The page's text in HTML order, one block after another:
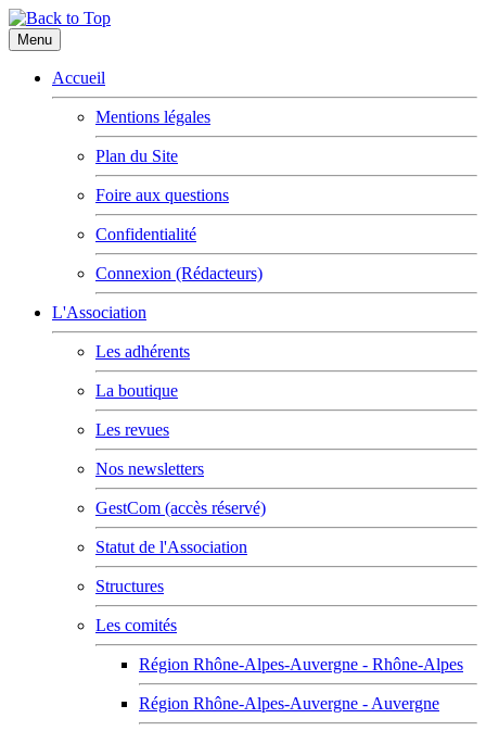
Menu
Accueil
Mentions légales
Plan du Site
Foire aux questions
Confidentialité
Connexion (Rédacteurs)
L'Association
Les adhérents
La boutique
Les revues
Nos newsletters
GestCom (accès réservé)
Statut de l'Association
Structures
Les comités
Région Rhône-Alpes-Auvergne - Rhône-Alpes
Région Rhône-Alpes-Auvergne - Auvergne